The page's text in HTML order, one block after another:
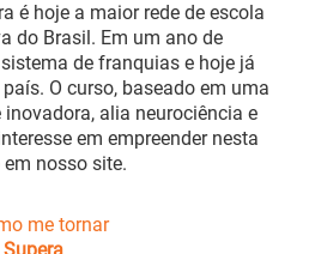
é hoje a maior rede de escola
do Brasil. Em um ano de
de franquias e hoje já
O curso, baseado em uma
alia neurociência e
em empreender nesta
nosso site.
me tornar